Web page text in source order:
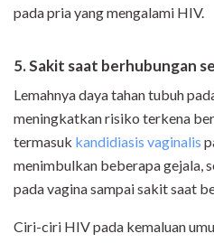
pada pria yang mengalami HIV.
5. Sakit saat berhubungan
Lemahnya daya tahan tubuh
meningkatkan risiko terkena
termasuk kandidiasis vaginalis
menimbulkan beberapa gejala,
pada vagina sampai sakit saat
Ciri-ciri HIV pada kemaluan